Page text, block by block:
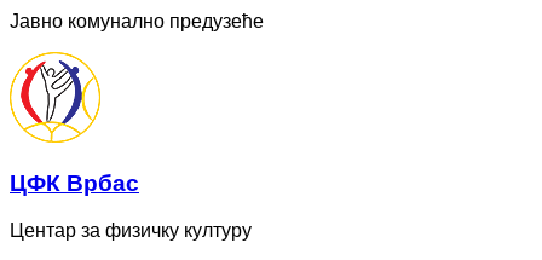
Јавно комунално предузеће
ЦФК Врбас
Центар за физичку културу